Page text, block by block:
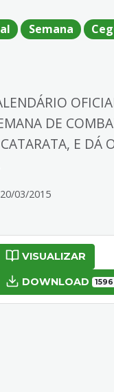
Semana
DE
E DÁ
03/2015
VISUALIZAR
DOWNLOAD 1596